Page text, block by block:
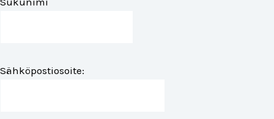
Sähköpostiosoite: